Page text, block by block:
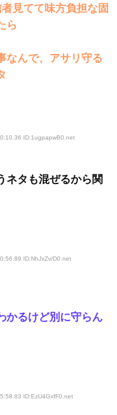
見てて味方負担な固
ら
なんで、アサリ守る
ID:1ugpapwB0 .net
ネタも混ぜるから関
ID:NhJxZv/D0.net
かるけど別に守らん
ID:EzU4GxfF0.net